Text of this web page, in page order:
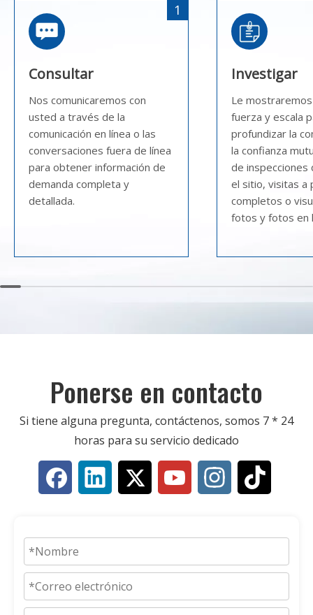
1
Consultar
Nos comunicaremos con
usted a través de la
comunicación en línea o las
conversaciones fuera de línea
para obtener información de
demanda completa y
detallada.
Investigar
Le
fuerza y ​​escala
profundizar la
la confianza
de inspecciones
el sitio, visitas a
completos o
fotos y fotos en
Ponerse en contacto
Si tiene alguna pregunta, contáctenos, somos 7 * 24
horas para su servicio dedicado